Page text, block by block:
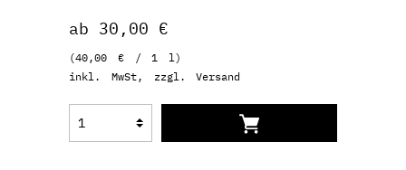
ab 30,00 €
(40,00 € / 1 l)
inkl. MwSt, zzgl. Versand